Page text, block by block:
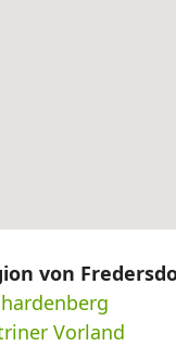
von
Vorland